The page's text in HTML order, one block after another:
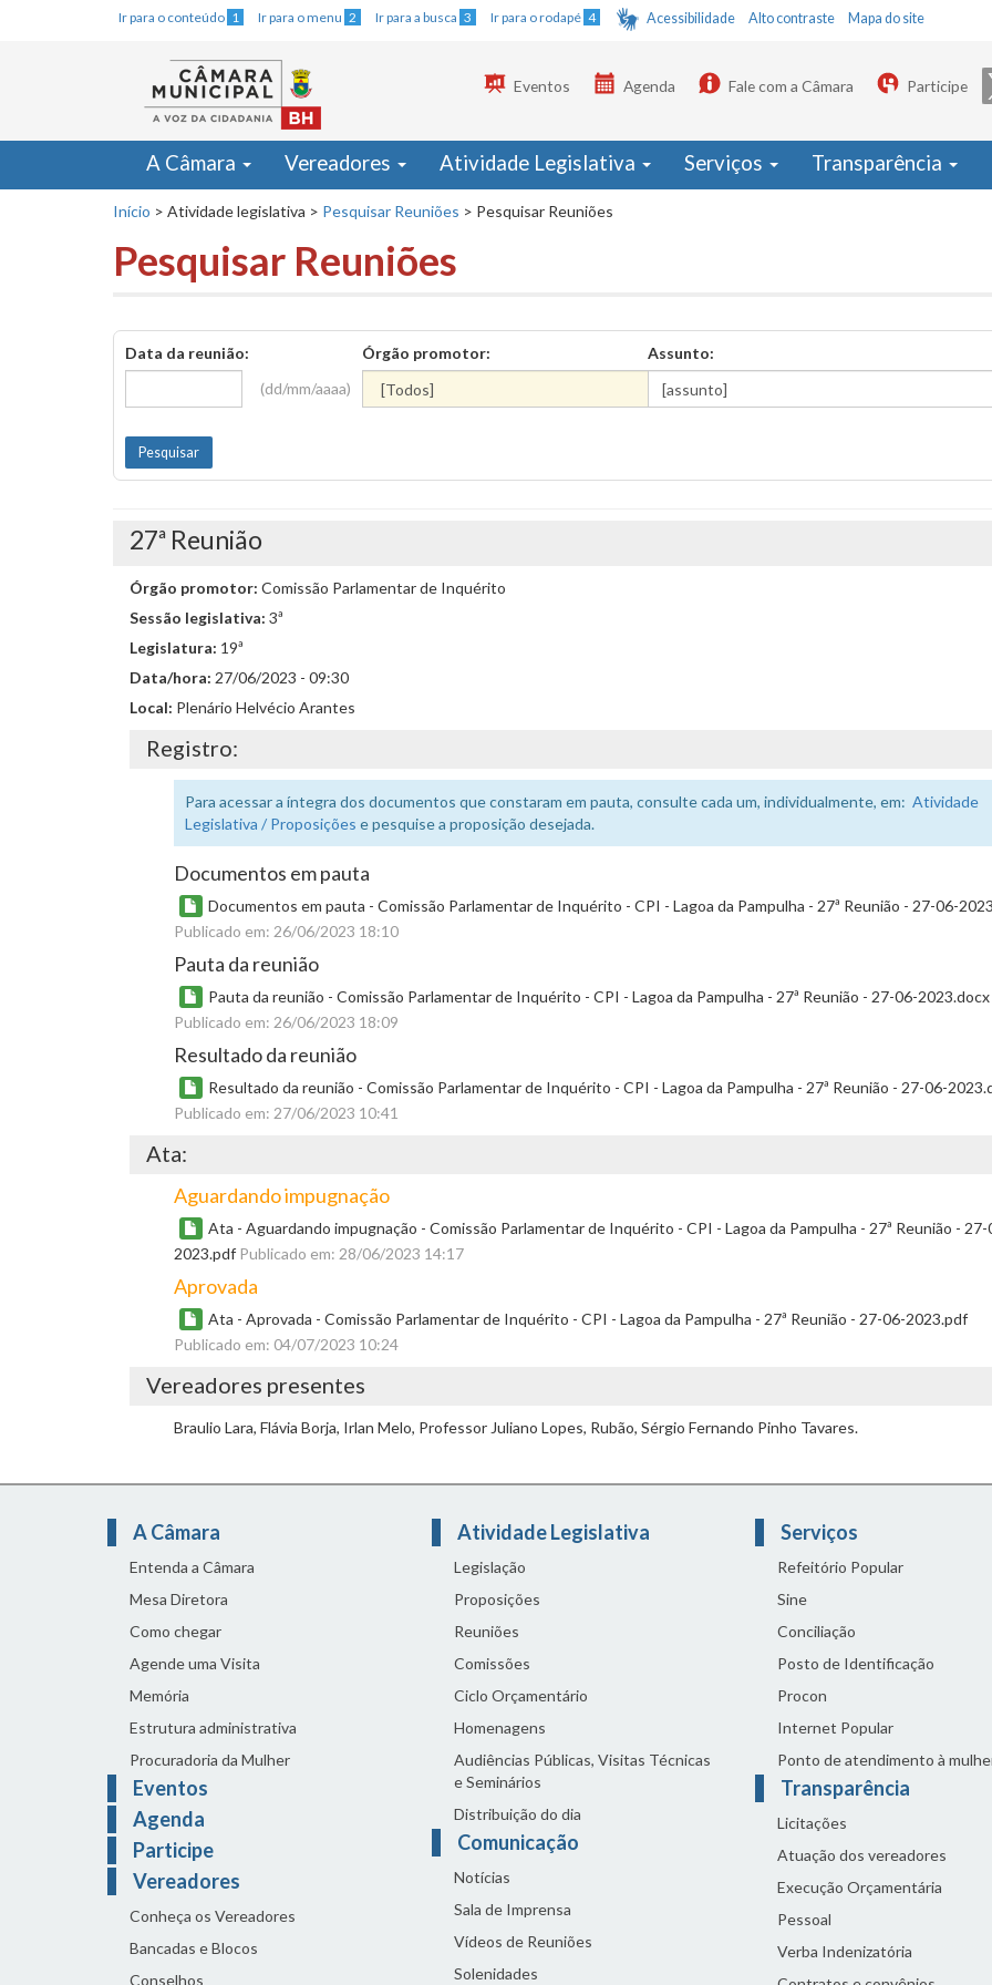
Ir para o conteúdo 1 Ir para o menu 2 Ir para a busca 3 Ir para o rodapé 4 Acessibilidade Alto contraste Mapa do site
Eventos Agenda Fale com a Câmara Participe
A Câmara Vereadores Atividade Legislativa Serviços Transparência
Início > Atividade legislativa > Pesquisar Reuniões > Pesquisar Reuniões
Pesquisar Reuniões
Data da reunião:
(dd/mm/aaaa)
Órgão promotor: Assunto:
27ª Reunião
Órgão promotor: Comissão Parlamentar de Inquérito
Sessão legislativa: 3ª
Legislatura: 19ª
Data/hora: 27/06/2023 - 09:30
Local: Plenário Helvécio Arantes
Registro:
Para acessar a íntegra dos documentos que constaram em pauta, consulte cada um, individualmente, em: Atividade
Legislativa / Proposições e pesquise a proposição desejada.
Documentos em pauta
Documentos em pauta - Comissão Parlamentar de Inquérito - CPI - Lagoa da Pampulha - 27ª Reunião - 27-06-
Publicado em: 26/06/2023 18:10
Pauta da reunião
Pauta da reunião - Comissão Parlamentar de Inquérito - CPI - Lagoa da Pampulha - 27ª Reunião - 27-06-2023.docx
Publicado em: 26/06/2023 18:09
Resultado da reunião
Resultado da reunião - Comissão Parlamentar de Inquérito - CPI - Lagoa da Pampulha - 27ª Reunião - 27-06-
Publicado em: 27/06/2023 10:41
Ata:
Aguardando impugnação
Ata - Aguardando impugnação - Comissão Parlamentar de Inquérito - CPI - Lagoa da Pampulha - 27ª Reunião -
2023.pdf Publicado em: 28/06/2023 14:17
Aprovada
Ata - Aprovada - Comissão Parlamentar de Inquérito - CPI - Lagoa da Pampulha - 27ª Reunião - 27-06-2023.pdf
Publicado em: 04/07/2023 10:24
Vereadores presentes
Braulio Lara, Flávia Borja, Irlan Melo, Professor Juliano Lopes, Rubão, Sérgio Fernando Pinho Tavares.
A Câmara
Entenda a Câmara
Mesa Diretora
Como chegar
Agende uma Visita
Memória
Estrutura administrativa
Procuradoria da Mulher
Eventos
Agenda
Participe
Vereadores
Conheça os Vereadores
Bancadas e Blocos
Conselhos
Atividade Legislativa
Legislação
Proposições
Reuniões
Comissões
Ciclo Orçamentário
Homenagens
Audiências Públicas, Visitas Técnicas
e Seminários
Distribuição do dia
Comunicação
Notícias
Sala de Imprensa
Vídeos de Reuniões
Solenidades
Serviços
Refeitório Popular
Sine
Conciliação
Posto de Identificação
Procon
Internet Popular
Ponto de atendimento à
Transparência
Licitações
Atuação dos vereadores
Execução Orçamentária
Pessoal
Verba Indenizatória